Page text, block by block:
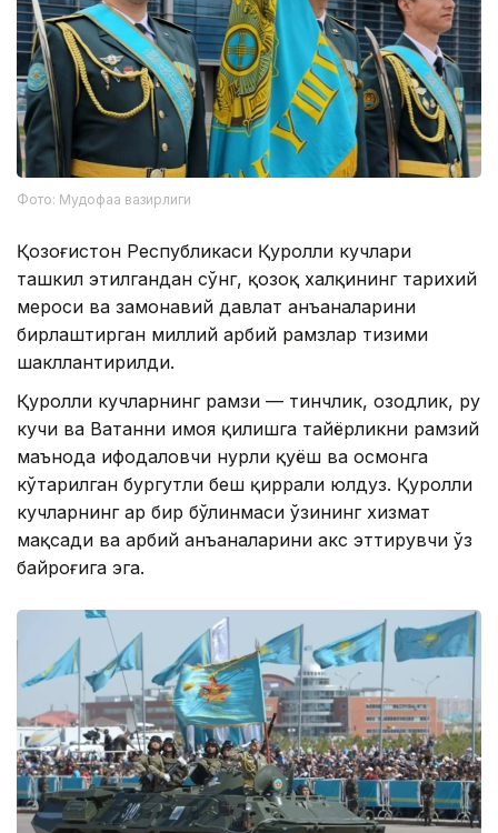
Фото: Мудофаа вазирлиги
Қозоғистон Республикаси Қуролли кучлари
ташкил этилгандан сўнг, қозоқ халқининг тарихий
мероси ва замонавий давлат анъаналарини
бирлаштирган миллий ҳарбий рамзлар тизими
шакллантирилди.
Қуролли кучларнинг рамзи — тинчлик, озодлик, руҳ
кучи ва Ватанни ҳимоя қилишга тайёрликни рамзий
маънода ифодаловчи нурли қуёш ва осмонга
кўтарилган бургутли беш қиррали юлдуз. Қуролли
кучларнинг ҳар бир бўлинмаси ўзининг хизмат
мақсади ва ҳарбий анъаналарини акс эттирувчи ўз
байроғига эга.